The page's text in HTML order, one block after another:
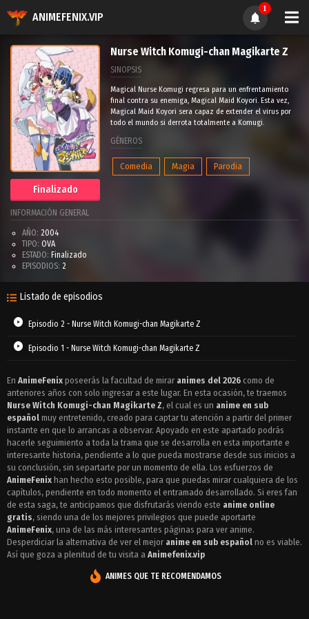
ANIMEFENIX.VIP
1
Finalizado
Nurse Witch Komugi-chan Magikarte Z
SINOPSIS
Magical Nurse Komugi regresa para un enfrentamiento
final contra su enemiga, Magical Maid Koyori. Esta vez,
Magical Maid Koyori sera capaz de extender el virus por
todo el mundo si derrota totalmente a Komugi.
GÉNEROS
Comedia Magia Parodia
INFORMACIÓN GENERAL
AÑO: 2004
TIPO: OVA
ESTADO: Finalizado
EPISODIOS: 2
Listado de episodios
Episodio 2 - Nurse Witch Komugi-chan Magikarte Z
Episodio 1 - Nurse Witch Komugi-chan Magikarte Z
En AnimeFenix poseerás la facultad de mirar animes del 2026 como de
anteriores años con solo ingresar a este lugar. En esta ocasión, te traemos
Nurse Witch Komugi-chan Magikarte Z, el cual es un anime en sub
español muy entretenido, creado para captar tu atención a partir del primer
instante en que lo arrancas a observar. Apoyado en este apartado podrás
hacerle seguimiento a toda la trama que se desarrolla en esta importante e
interesante historia, pendiente a lo que pueda mostrarse desde sus inicios a
su conclusión, sin separtarte por un momento de ella. Los esfuerzos de
AnimeFenix han hecho esto posible, para que puedas mirar cualquiera de los
capítulos, pendiente en todo momento el entramado desarrollado. Si eres fan
de esta saga, te anticipamos que disfrutarás viendo este anime online
gratis, siendo una de los mejores privilegios que puede aportarte
AnimeFenix, una de las más interesantes páginas para ver anime.
Desperdiciar la alternativa de ver el mejor anime en sub español no es viable.
Así que goza a plenitud de tu visita a Animefenix.vip
ANIMES QUE TE RECOMENDAMOS